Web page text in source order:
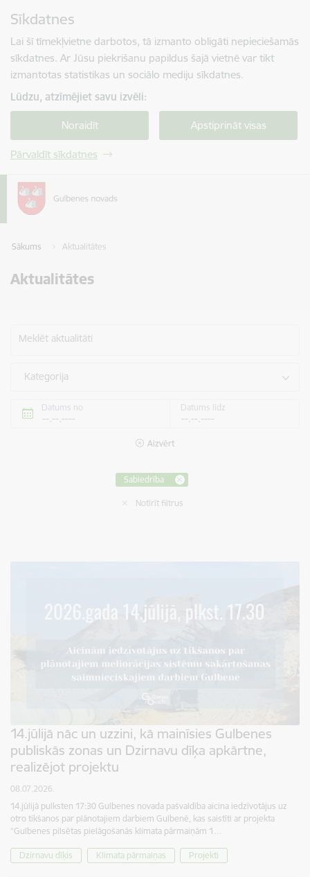
Sīkdatnes
Lai šī tīmekļvietne darbotos, tā izmanto obligāti nepieciešamās
sīkdatnes. Ar Jūsu piekrišanu papildus šajā vietnē var tikt
izmantotas statistikas un sociālo mediju sīkdatnes.
Lūdzu, atzīmējiet savu izvēli:
Noraidīt Apstiprināt visas
Pārvaldīt sīkdatnes
Sākums Aktualitātes
Aktualitātes
Meklēt aktualitāti
Kategorija
Datums no Datums līdz
Aizvērt
Sabiedrība
Notīrīt filtrus
14.jūlijā nāc un uzzini, kā mainīsies Gulbenes
publiskās zonas un Dzirnavu dīķa apkārtne,
realizējot projektu
08.07.2026.
14.jūlijā pulksten 17:30 Gulbenes novada pašvaldība aicina iedzīvotājus uz
otro tikšanos par plānotajiem darbiem Gulbenē, kas saistīti ar projekta
“Gulbenes pilsētas pielāgošanās klimata pārmaiņām 1…
Dzirnavu dīķis Klimata pārmaiņas Projekti